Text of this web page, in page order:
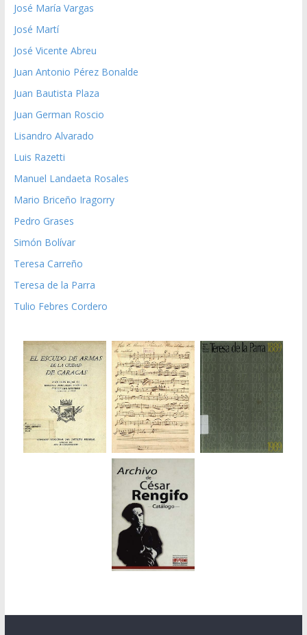
José María Vargas
José Martí
José Vicente Abreu
Juan Antonio Pérez Bonalde
Juan Bautista Plaza
Juan German Roscio
Lisandro Alvarado
Luis Razetti
Manuel Landaeta Rosales
Mario Briceño Iragorry
Pedro Grases
Simón Bolívar
Teresa Carreño
Teresa de la Parra
Tulio Febres Cordero